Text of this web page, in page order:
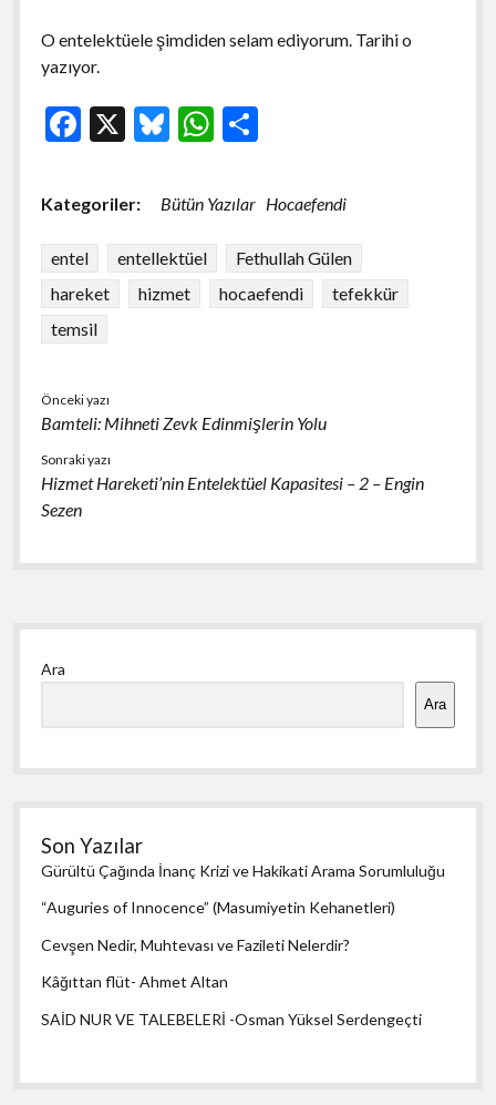
O entelektüele şimdiden selam ediyorum. Tarihi o
yazıyor.
F
e
o
o
k
X Bl
es
W
at
A
p
S
ar
Kategoriler: Bütün Yazılar Hocaefendi
entel entellektüel
Fethullah Gülen
hareket
hizmet hocaefendi
tefekkür
temsil
Önceki yazı
Bamteli: Mihneti Zevk Edinmişlerin Yolu
Sonraki yazı
Hizmet Hareketi’nin Entelektüel Kapasitesi – 2 – Engin
Sezen
Yan
Menü
Ara
Ara
Son Yazılar
Gürültü Çağında İnanç Krizi ve Hakikati Arama Sorumluluğu
“Auguries of Innocence” (Masumiyetin Kehanetleri)
Cevşen Nedir, Muhtevası ve Fazileti Nelerdir?
Kâğıttan flüt- Ahmet Altan
SAİD NUR VE TALEBELERİ -Osman Yüksel Serdengeçti